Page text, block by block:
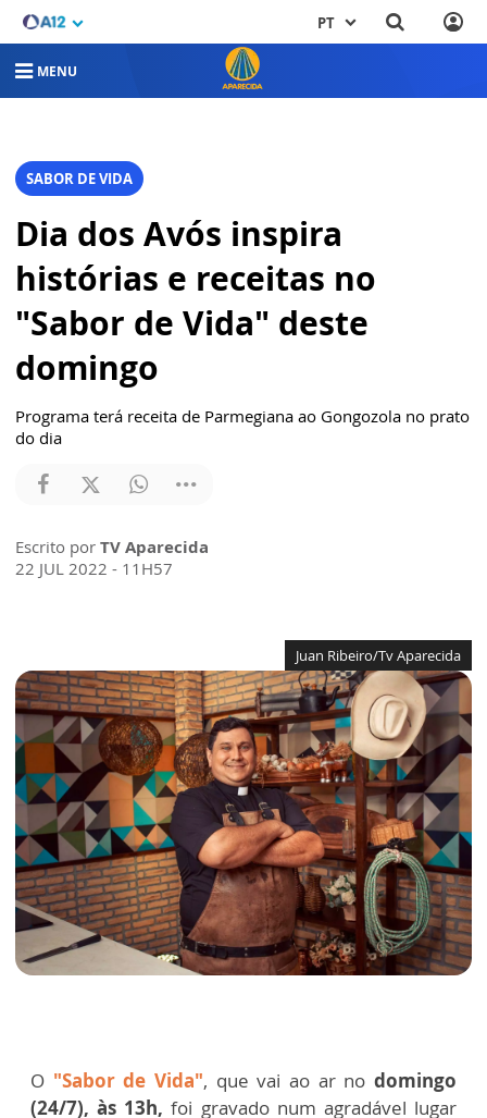
PT
MENU
SABOR DE VIDA
Dia dos Avós inspira
histórias e receitas no
"Sabor de Vida" deste
domingo
Programa terá receita de Parmegiana ao Gongozola no prato
do dia
Escrito por TV Aparecida
22 JUL 2022 - 11H57
Juan Ribeiro/Tv Aparecida
O "Sabor de Vida", que vai ao ar nodomingo
(24/7), às 13h, foi gravado num agradável lugar